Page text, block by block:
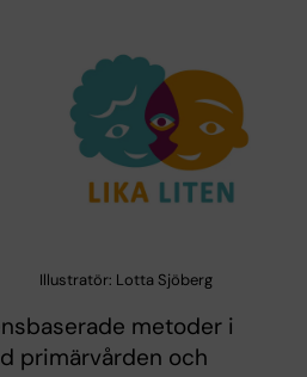
Illustratör: Lotta Sjöberg
metoder i
primärvården och